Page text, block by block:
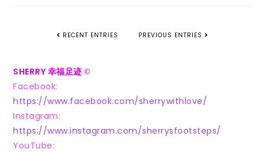
RECENT ENTRIES PREVIOUS ENTRIES
SHERRY 幸福足迹©
Facebook:
https://www.facebook.com/sherrywithlove/
Instagram:
https://www.instagram.com/sherrysfootsteps/
YouTube: